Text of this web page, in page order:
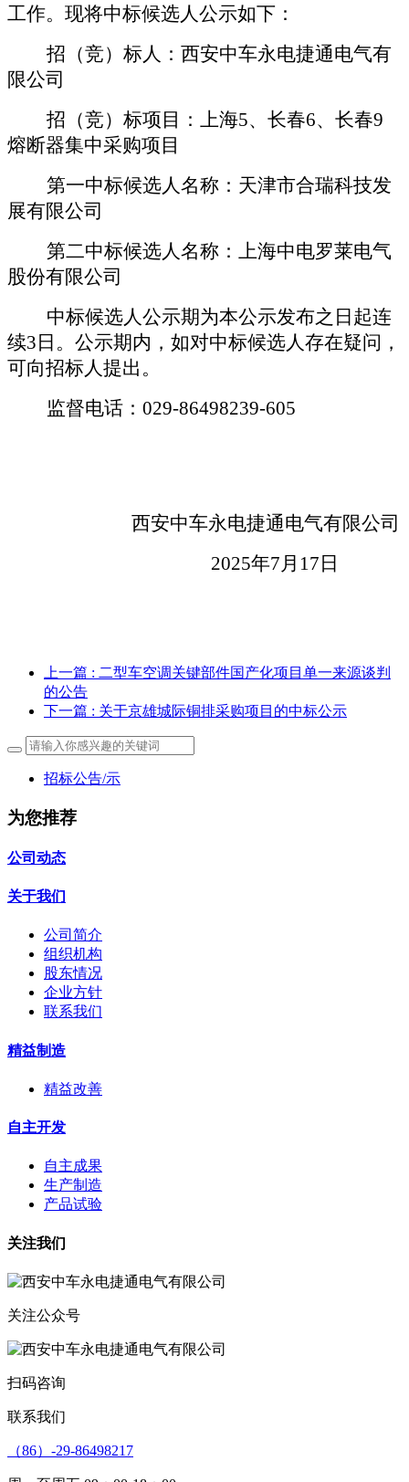
工作。现将中标候选人公示如下：
招（竞）标人： 西安中车永电捷通电气有
限公司
招（竞）标项目： 上海5、长春6、长春9
熔断器集中采购项目
第一中标候选人名称： 天津市合瑞科技发
展有限公司
第二中标候选人名称：上海中电罗莱电气
股份有限公司
中标候选人公示期为本公示发布之日起连
续3日。公示期内，如对中标候选人存在疑问，
可向招标人提出。
监督电话： 029-86498239-605
西安中车永电捷通电气有限公司
2025年7月 17 日
上一篇 : 二型车空调关键部件国产化项目单一来源谈判
的公告
下一篇 : 关于京雄城际铜排采购项目的中标公示
招标公告/示
为您推荐
公司动态
关于我们
公司简介
组织机构
股东情况
企业方针
联系我们
精益制造
精益改善
自主开发
自主成果
生产制造
产品试验
关注我们
关注公众号
扫码咨询
联系我们
（86）-29-86498217